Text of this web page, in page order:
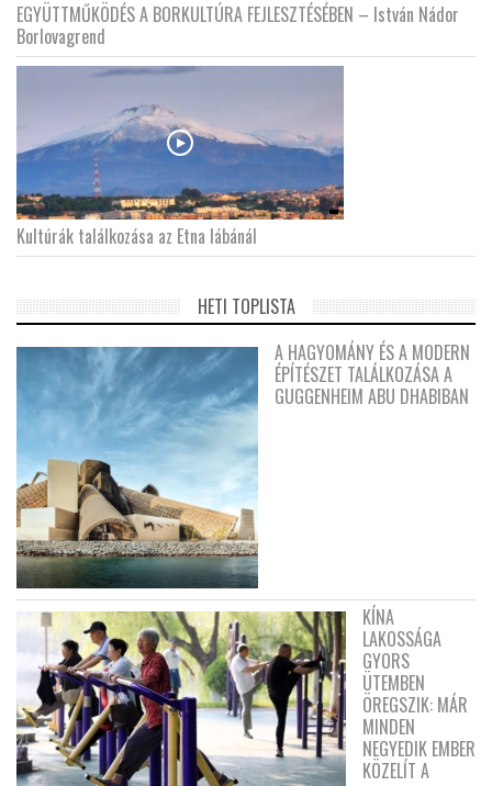
EGYÜTTMŰKÖDÉS A BORKULTÚRA FEJLESZTÉSÉBEN – István Nádor
Borlovagrend
Kultúrák találkozása az Etna lábánál
HETI TOPLISTA
A HAGYOMÁNY ÉS A MODERN
ÉPÍTÉSZET TALÁLKOZÁSA A
GUGGENHEIM ABU DHABIBAN
KÍNA
LAKOSSÁGA
GYORS
ÜTEMBEN
ÖREGSZIK: MÁR
MINDEN
NEGYEDIK EMBER
KÖZELÍT A